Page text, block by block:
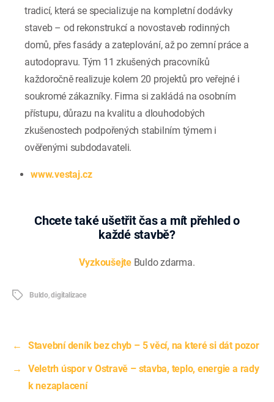
tradicí, která se specializuje na kompletní dodávky
staveb – od rekonstrukcí a novostaveb rodinných
domů, přes fasády a zateplování, až po zemní práce a
autodopravu. Tým 11 zkušených pracovníků
každoročně realizuje kolem 20 projektů pro veřejné i
soukromé zákazníky. Firma si zakládá na osobním
přístupu, důrazu na kvalitu a dlouhodobých
zkušenostech podpořených stabilním týmem i
ověřenými subdodavateli.
www.vestaj.cz
Chcete také ušetřit čas a mít přehled o
každé stavbě?
VyzkoušejteBuldo zdarma.
Štítky Buldo,digitalizace
←
Stavební deník bez chyb – 5 věcí, na které si dát pozor
→
Veletrh úspor v Ostravě – stavba, teplo, energie a rady
k nezaplacení